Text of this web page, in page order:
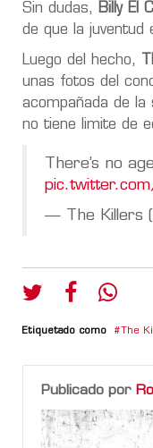
Sin dudas, Billy El
de que la juventud
Luego del hecho,
unas fotos del
acompañada de la
no tiene limite de
There’s no
— The Killers
Etiquetado como The
Publicado por